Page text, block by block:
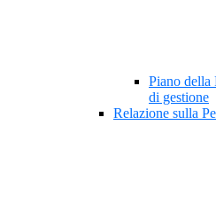
Piano della
di gestione
Relazione sulla